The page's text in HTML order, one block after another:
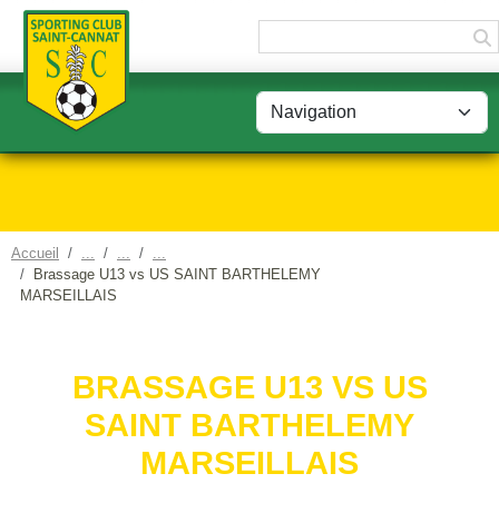
Accueil
Brassage U13 vs US SAINT BARTHELEMY
MARSEILLAIS
BRASSAGE U13 VS US
SAINT BARTHELEMY
MARSEILLAIS
Panneau de gestion des cookies